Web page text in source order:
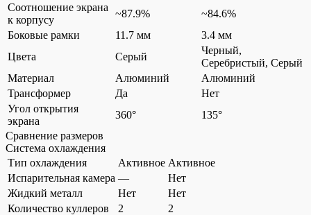
Соотношение экрана
к корпусу
~87.9%
~84.6%
Боковые рамки
11.7 мм
3.4 мм
Цвета
Серый
Черный,
Серебристый, Серый
Материал
Алюминий
Алюминий
Трансформер
Да
Нет
Угол открытия
экрана
360°
135°
Сравнение размеров
Система охлаждения
Тип охлаждения
Активное Активное
Испарительная камера —
Нет
Жидкий металл
Нет
Нет
Количество куллеров
2
2